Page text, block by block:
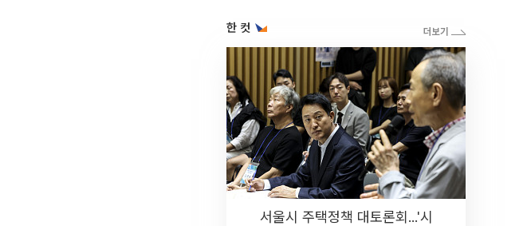
한 컷
서울시 주택정책 대토론회...'시